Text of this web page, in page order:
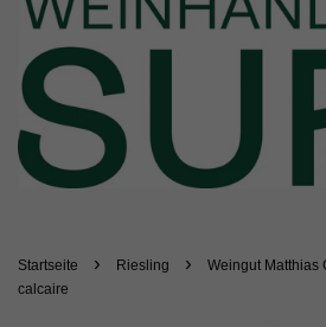
Startseite › Riesling ›
Weingut Matthias
calcaire